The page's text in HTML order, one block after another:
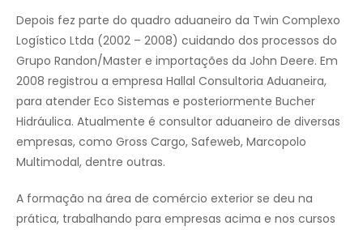
Depois fez parte do quadro aduaneiro da Twin Complexo
Logístico Ltda (2002 – 2008) cuidando dos processos do
Grupo Randon/Master e importações da John Deere. Em
2008 registrou a empresa Hallal Consultoria Aduaneira,
para atender Eco Sistemas e posteriormente Bucher
Hidráulica. Atualmente é consultor aduaneiro de diversas
empresas, como Gross Cargo, Safeweb, Marcopolo
Multimodal, dentre outras.
A formação na área de comércio exterior se deu na
prática, trabalhando para empresas acima e nos cursos